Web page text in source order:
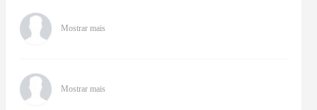
Mostrar mais
Mostrar mais